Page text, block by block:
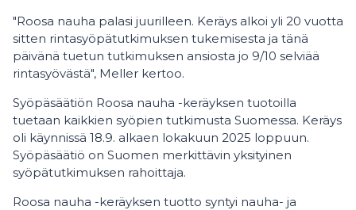
"Roosa nauha palasi juurilleen. Keräys alkoi yli 20 vuotta
sitten rintasyöpätutkimuksen tukemisesta ja tänä
päivänä tuetun tutkimuksen ansiosta jo 9/10 selviää
rintasyövästä", Meller kertoo.
Syöpäsäätiön Roosa nauha -keräyksen tuotoilla
tuetaan kaikkien syöpien tutkimusta Suomessa. Keräys
oli käynnissä 18.9. alkaen lokakuun 2025 loppuun.
Syöpäsäätiö on Suomen merkittävin yksityinen
syöpätutkimuksen rahoittaja.
Roosa nauha -keräyksen tuotto syntyi nauha- ja